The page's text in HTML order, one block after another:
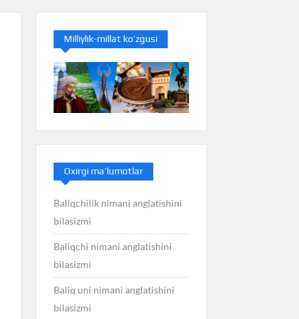
Milliylik-millat ko’zgusi
Oxirgi ma’lumotlar
Baliqchilik nimani anglatishini
bilasizmi
Baliqchi nimani anglatishini
bilasizmi
Baliq uni nimani anglatishini
bilasizmi